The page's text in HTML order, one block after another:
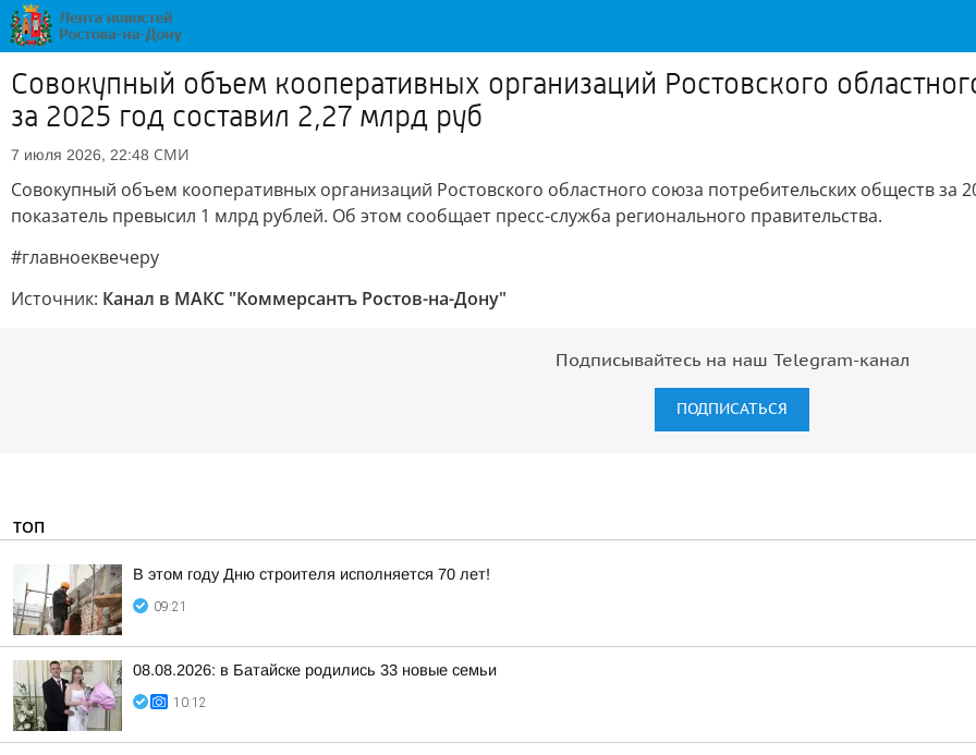
Совокупный объем кооперативных организаций Ростовского
за 2025 год составил 2,27 млрд руб
7 июля 2026, 22:48 СМИ
Совокупный объем кооперативных организаций Ростовского областного союза потребительских обществ за
показатель превысил 1 млрд рублей. Об этом сообщает пресс-служба регионального правительства.
#главноеквечеру
Источник: Канал в МАКС "Коммерсантъ Ростов-на-Дону"
Подписывайтесь на наш Telegram-канал
ПОДПИСАТЬСЯ
ТОП
В этом году Дню строителя исполняется 70 лет!
09:21
08.08.2026: в Батайске родились 33 новые семьи
10:12